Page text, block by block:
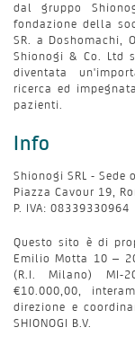
dal gruppo
fondazione della
SR. a Doshomachi,
Shionogi & Co. Ltd
diventata
ricerca ed
pazienti.
Info
Shionogi SRL - Sede
Piazza Cavour 19,
P. IVA: 08339330964
Questo sito è di
Emilio Motta 10 –
(R.I. Milano) MI-
€10.000,00,
direzione e
SHIONOGI B.V.